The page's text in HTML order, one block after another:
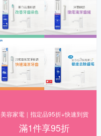
美容家電｜指定品95折+快速到貨
滿1件享95折